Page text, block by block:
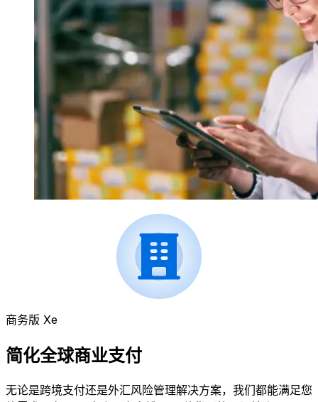
商务版 Xe
简化全球商业支付
无论是跨境支付还是外汇风险管理解决方案，我们都能满足您